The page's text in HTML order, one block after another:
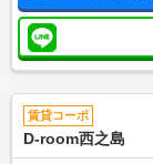
賃貸コーポ
D-room西之島